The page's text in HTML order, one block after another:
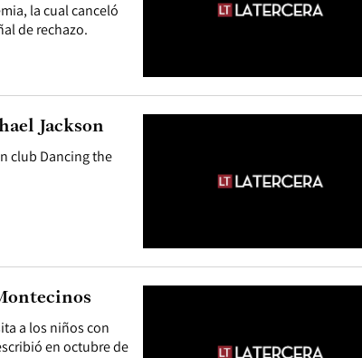
la cual canceló
de rechazo.
club Dancing the
Jackson
a los niños con
en octubre de